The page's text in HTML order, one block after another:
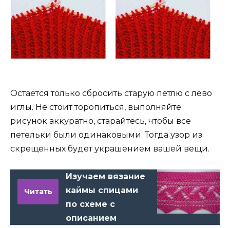
Остается только сбросить старую петлю с лево
иглы. Не стоит торопиться, выполняйте
рисунок аккуратно, старайтесь, чтобы все
петельки были одинаковыми. Тогда узор из
скрещенных будет украшением вашей вещи.
Читать
Изучаем вязание
каймы спицами
по схеме с
описанием